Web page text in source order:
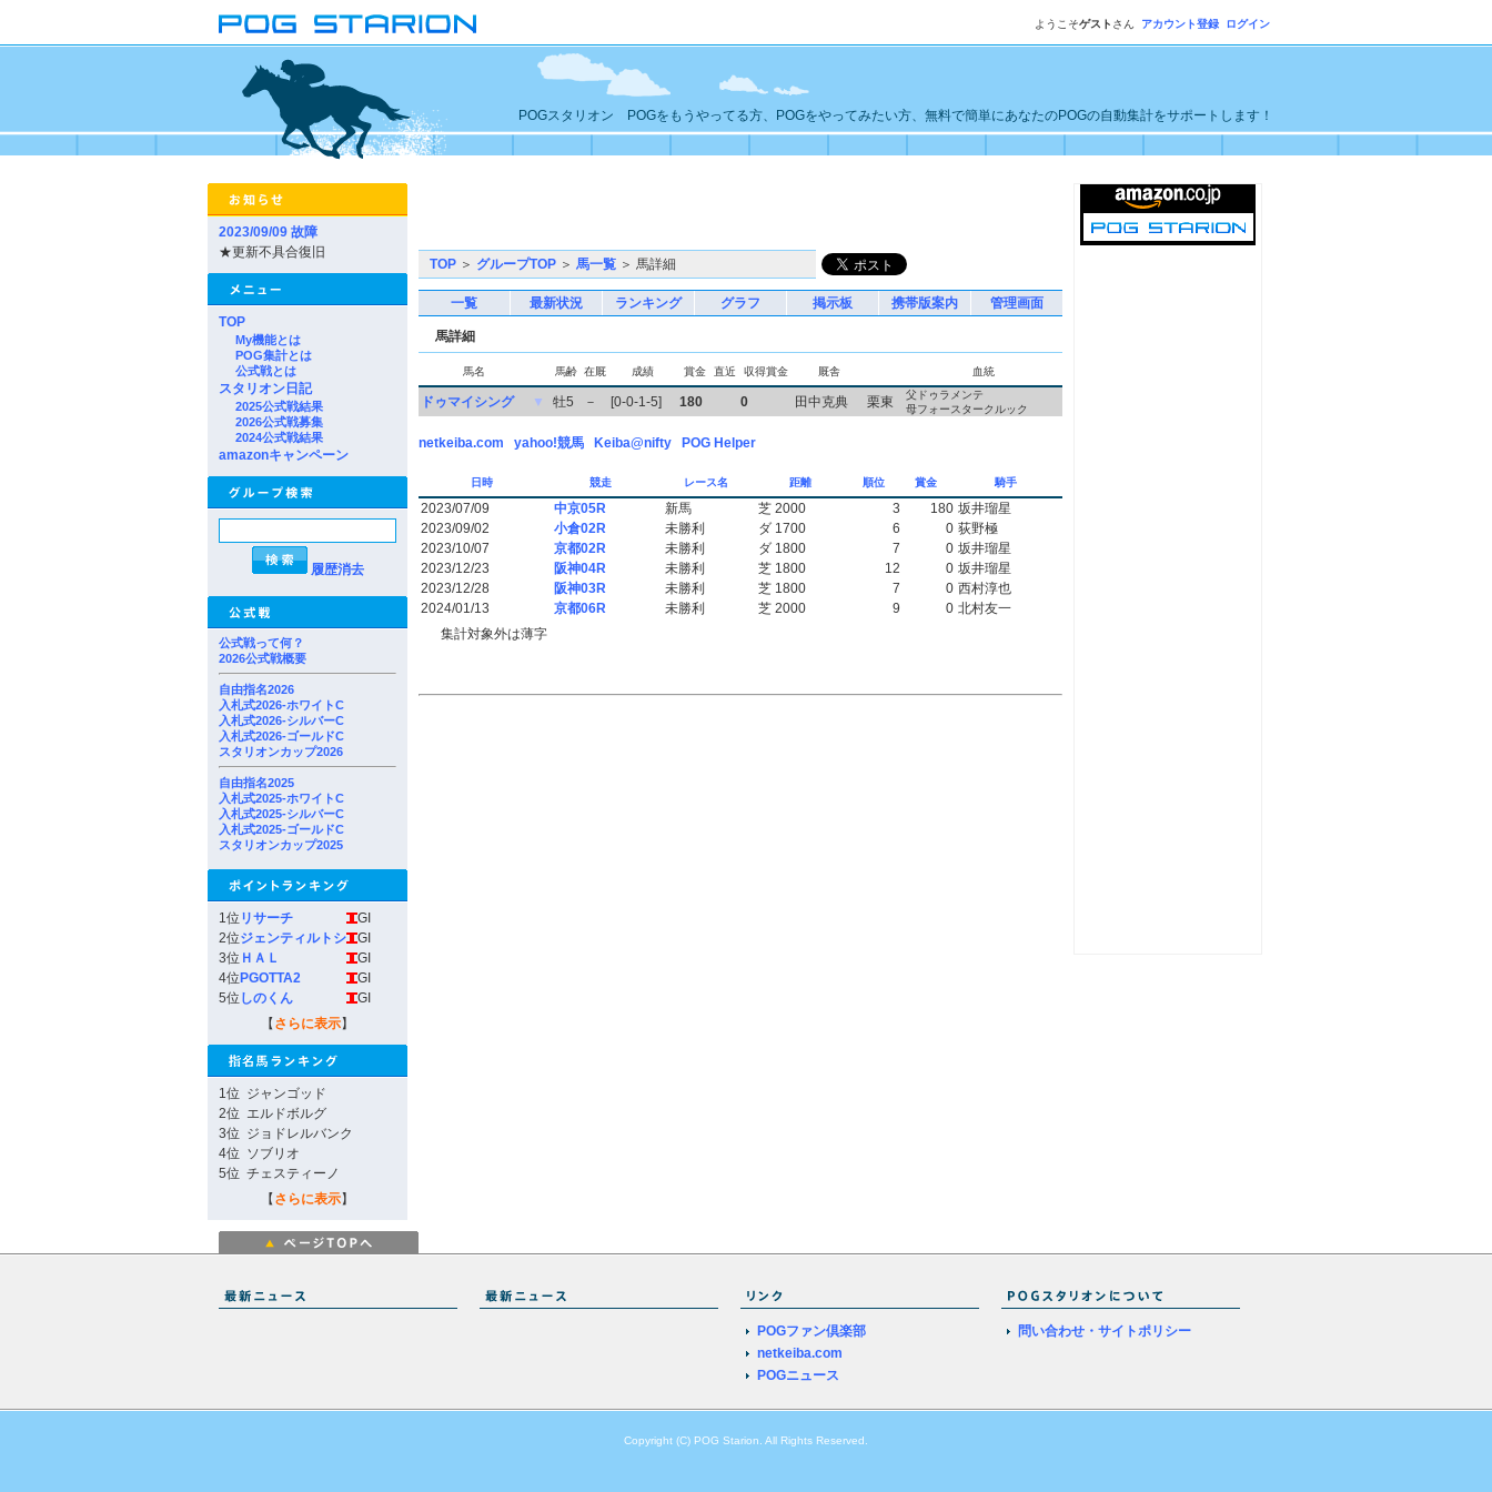
ようこそゲスト さん アカウント登録 ログイン
POGスタリオン POGをもうやってる方、POGをやってみたい方、無料で簡単にあなたのPOGの自動集計をサポートします！
2023/09/09 故障
★更新不具合復旧
TOP
My機能とは
POG集計とは
公式戦とは
スタリオン日記
2025公式戦結果
2026公式戦募集
2024公式戦結果
amazonキャンペーン
履歴消去
公式戦って何？
2026公式戦概要
自由指名2026
入札式2026-ホワイトC
入札式2026-シルバーC
入札式2026-ゴールドC
スタリオンカップ2026
自由指名2025
入札式2025-ホワイトC
入札式2025-シルバーC
入札式2025-ゴールドC
スタリオンカップ2025
1位 リサーチ
GI
2位ジェンティルトシ
GI
3位 ＨＡＬ
GI
4位 PGOTTA2
GI
5位 しのくん
GI
【 さらに表示】
1位 ジャンゴッド
2位 エルドボルグ
3位 ジョドレルバンク
4位 ソブリオ
5位 チェスティーノ
【 さらに表示】
TOP ＞ グループTOP ＞ 馬一覧 ＞ 馬詳細
一覧 最新状況 ランキング グラフ 掲示板 携帯版案内 管理画面
馬詳細
馬名 馬齢 在厩 成績 賞金 直近 収得賞金 厩舎 血統
ドゥマイシング ▼ 牡5 － [0-0-1-5] 180 0 田中克典 栗東
父ドゥラメンテ
母フォースタークルック
netkeiba.com yahoo!競馬 Keiba@nifty POG Helper
日時 競走 レース名 距離 順位 賞金 騎手
2023/07/09 中京05R 新馬 芝 2000 3 180 坂井瑠星
2023/09/02
小倉02R 未勝利 ダ 1700 6 0 荻野極
2023/10/07
京都02R 未勝利 ダ 1800 7 0 坂井瑠星
2023/12/23
阪神04R 未勝利 芝 1800 12 0 坂井瑠星
2023/12/28
阪神03R 未勝利 芝 1800 7 0 西村淳也
2024/01/13
京都06R 未勝利 芝 2000 9 0 北村友一
集計対象外は薄字
POGファン倶楽部
netkeiba.com
POGニュース
問い合わせ・サイトポリシー
Copyright (C) POG Starion. All Rights Reserved.